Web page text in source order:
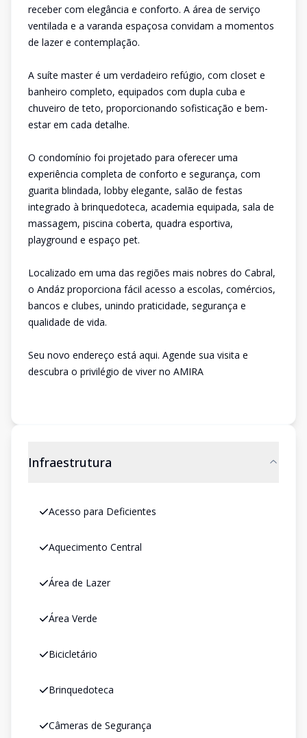
receber com elegância e conforto. A área de serviço
ventilada e a varanda espaçosa convidam a momentos
de lazer e contemplação.
A suíte master é um verdadeiro refúgio, com closet e
banheiro completo, equipados com dupla cuba e
chuveiro de teto, proporcionando sofisticação e bem-
estar em cada detalhe.
O condomínio foi projetado para oferecer uma
experiência completa de conforto e segurança, com
guarita blindada, lobby elegante, salão de festas
integrado à brinquedoteca, academia equipada, sala de
massagem, piscina coberta, quadra esportiva,
playground e espaço pet.
Localizado em uma das regiões mais nobres do Cabral,
o Andáz proporciona fácil acesso a escolas, comércios,
bancos e clubes, unindo praticidade, segurança e
qualidade de vida.
Seu novo endereço está aqui. Agende sua visita e
descubra o privilégio de viver no AMIRA
Infraestrutura
Acesso para Deficientes
Aquecimento Central
Área de Lazer
Área Verde
Bicicletário
Brinquedoteca
Câmeras de Segurança